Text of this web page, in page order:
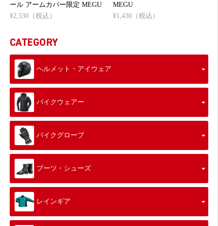
ール アームカバー限定 MEGU
¥2,530（税込）
MEGU
¥1,430（税込）
CATEGORY
ヘルメット・アイウェア
バイクウェアー
バイクグローブ
ブーツ・シューズ
レインギア